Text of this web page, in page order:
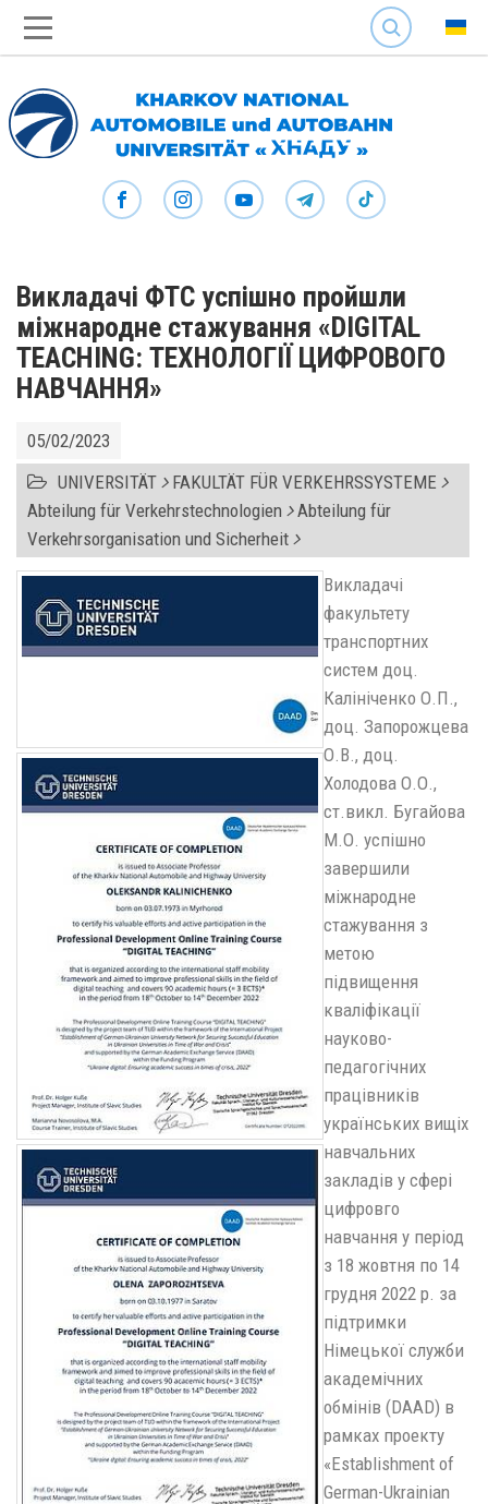
SEARCH
Викладачі ФТС успішно пройшли
міжнародне стажування «DIGITAL
TEACHING: ТЕХНОЛОГІЇ ЦИФРОВОГО
НАВЧАННЯ»
05/02/2023
UNIVERSITÄT FAKULTÄT FÜR VERKEHRSSYSTEME
Abteilung für Verkehrstechnologien Abteilung für
Verkehrsorganisation und Sicherheit
Викладачі
факультету
транспортних
систем доц.
Калініченко О.П.,
доц. Запорожцева
О.В., доц.
Холодова О.О.,
ст.викл. Бугайова
М.О. успішно
завершили
міжнародне
стажування з
метою
підвищення
кваліфікації
науково-
педагогічних
працівників
українських вищіх
навчальних
закладів у сфері
цифровго
навчання у період
з 18 жовтня по 14
грудня 2022 р. за
підтримки
Німецької служби
академічних
обмінів (DAAD) в
рамках проекту
«Establishment of
German-Ukrainian